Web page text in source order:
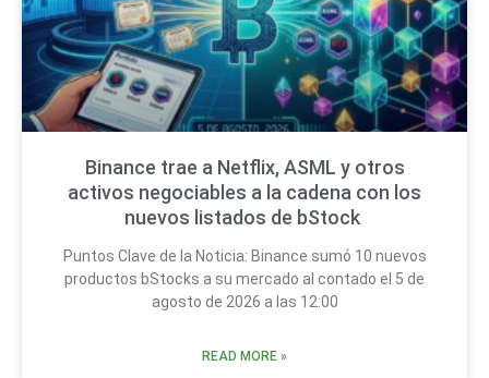
Binance trae a Netflix, ASML y otros
activos negociables a la cadena con los
nuevos listados de bStock
Puntos Clave de la Noticia: Binance sumó 10 nuevos
productos bStocks a su mercado al contado el 5 de
agosto de 2026 a las 12:00
READ MORE »